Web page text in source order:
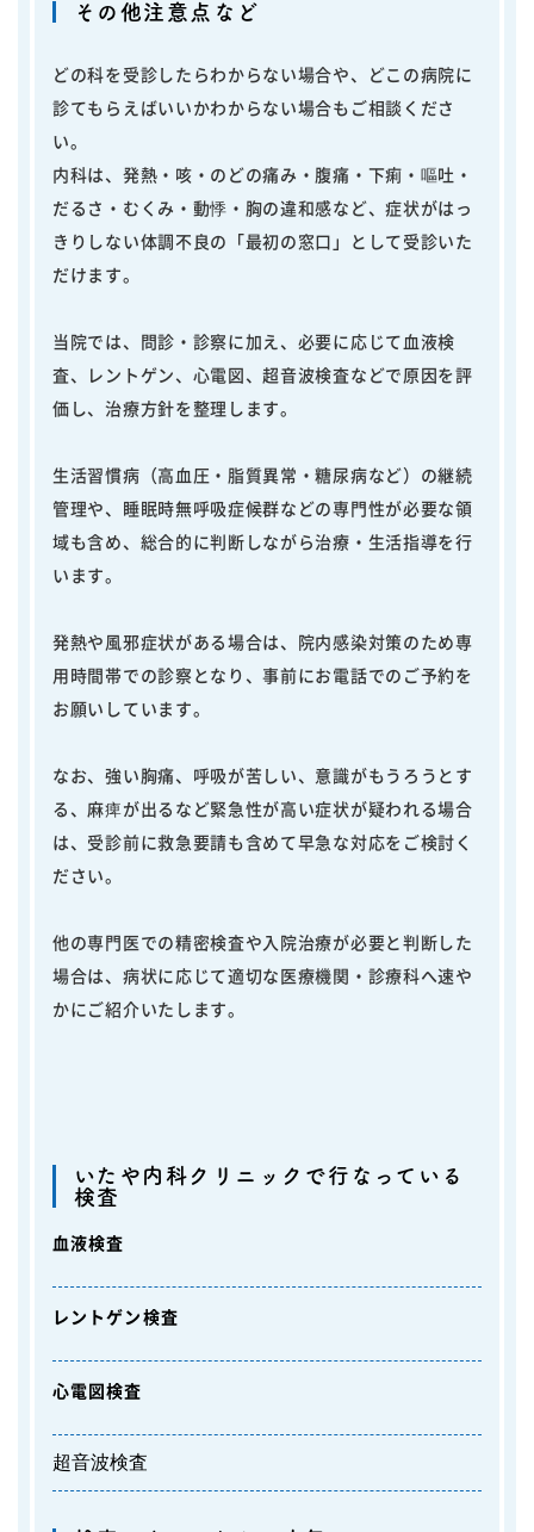
その他注意点など
どの科を受診したらわからない場合や、どこの病院に
診てもらえばいいかわからない場合もご相談くださ
い。
内科は、発熱・咳・のどの痛み・腹痛・下痢・嘔吐・
だるさ・むくみ・動悸・胸の違和感など、症状がはっ
きりしない体調不良の「最初の窓口」として受診いた
だけます。
当院では、問診・診察に加え、必要に応じて血液検
査、レントゲン、心電図、超音波検査などで原因を評
価し、治療方針を整理します。
生活習慣病（高血圧・脂質異常・糖尿病など）の継続
管理や、睡眠時無呼吸症候群などの専門性が必要な領
域も含め、総合的に判断しながら治療・生活指導を行
います。
発熱や風邪症状がある場合は、院内感染対策のため専
用時間帯での診察となり、事前にお電話でのご予約を
お願いしています。
なお、強い胸痛、呼吸が苦しい、意識がもうろうとす
る、麻痺が出るなど緊急性が高い症状が疑われる場合
は、受診前に救急要請も含めて早急な対応をご検討く
ださい。
他の専門医での精密検査や入院治療が必要と判断した
場合は、病状に応じて適切な医療機関・診療科へ速や
かにご紹介いたします。
いたや内科クリニックで行なっている
検査
血液検査
レントゲン検査
心電図検査
超音波検査